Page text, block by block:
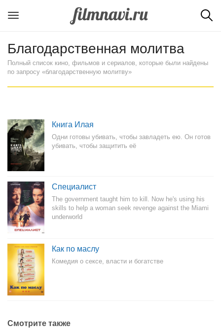
Благодарственная молитва
Полный список кино, фильмов и сериалов, которые были найдены
по запросу «благодарственную молитву»
Книга Илая
Одни готовы убивать, чтобы завладеть ею. Он готов
убивать, чтобы защитить её
Специалист
The government taught him to kill. Now he's using his
skills to help a woman seek revenge against the Miami
underworld
Как по маслу
Комедия о сексе, власти и богатстве
Смотрите также